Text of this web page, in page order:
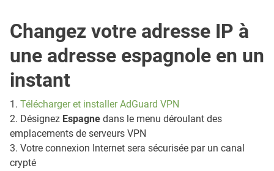
Changez votre adresse IP à
une adresse espagnole en un
instant
1. Télécharger et installer AdGuard VPN
2. Désignez Espagne dans le menu déroulant des
emplacements de serveurs VPN
3. Votre connexion Internet sera sécurisée par un canal
crypté